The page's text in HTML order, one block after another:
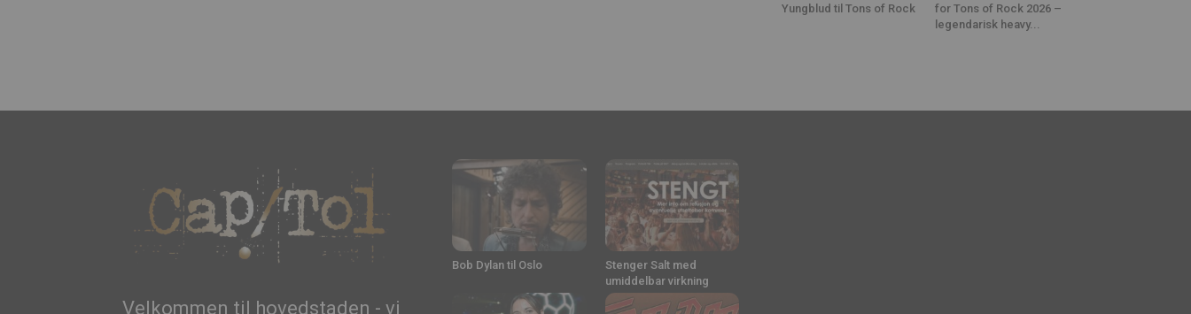
Yungblud til Tons of Rock
for Tons of Rock 2026 –
legendarisk heavy...
Velkommen til hovedstaden - vi
Bob Dylan til Oslo
Stenger Salt med
umiddelbar virkning